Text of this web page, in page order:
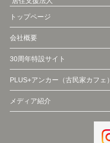
トップページ
会社概要
30周年特設サイト
PLUS+アンカー（古民家カフェ）
メディア紹介